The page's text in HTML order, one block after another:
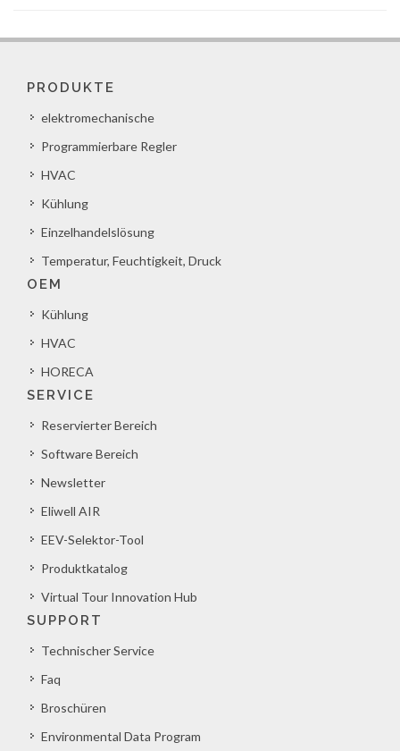
PRODUKTE
elektromechanische
Programmierbare Regler
HVAC
Kühlung
Einzelhandelslösung
Temperatur, Feuchtigkeit, Druck
OEM
Kühlung
HVAC
HORECA
SERVICE
Reservierter Bereich
Software Bereich
Newsletter
Eliwell AIR
EEV-Selektor-Tool
Produktkatalog
Virtual Tour Innovation Hub
SUPPORT
Technischer Service
Faq
Broschüren
Environmental Data Program